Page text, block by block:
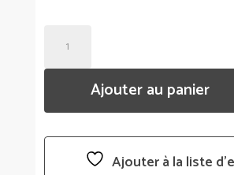
CADRE
PRISMA
DORÉ
Ajouter au panier
Ajouter à la liste